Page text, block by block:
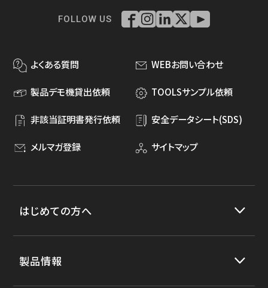
FOLLOW US
よくある質問 WEBお問い合わせ
製品デモ機貸出依頼 TOOLSサンプル依頼
非該当証明書発行依頼 安全データシート(SDS)
メルマガ登録 サイトマップ
はじめての方へ
製品情報